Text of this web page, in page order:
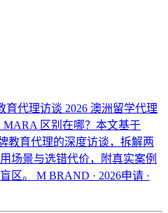
代理访谈 2026 澳洲留学代理
MARA 区别在哪？本文基于
教育代理的深度访谈，拆解两
场景与选错代价，附真实案例
区。 M BRAND · 2026申请 ·